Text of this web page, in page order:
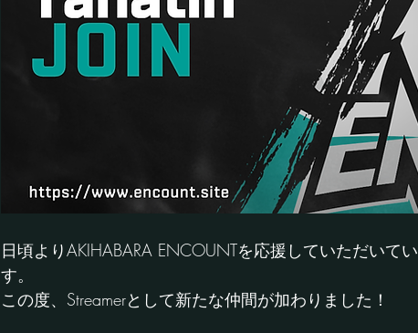
日頃よりAKIHABARA ENCOUNTを応援していただいて
す。
この度、Streamerとして新たな仲間が加わりました！